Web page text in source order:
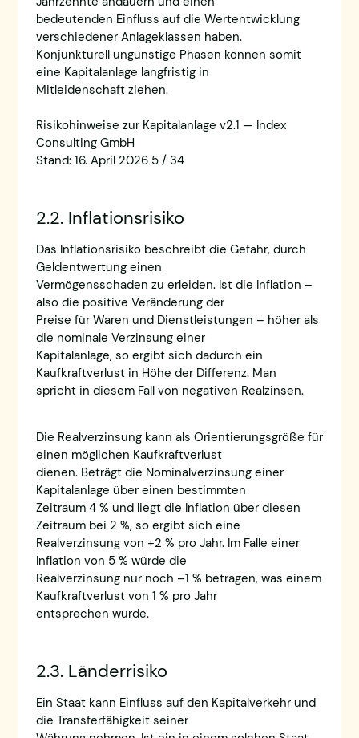
bedeutenden Einfluss auf die Wertentwicklung
verschiedener Anlageklassen haben.
Konjunkturell ungünstige Phasen können somit
eine Kapitalanlage langfristig in
Mitleidenschaft ziehen.
Risikohinweise zur Kapitalanlage v2.1 — Index
Consulting GmbH
Stand: 16. April 2026 5 / 34
2.2. Inflationsrisiko
Das Inflationsrisiko beschreibt die Gefahr, durch
Geldentwertung einen
Vermögensschaden zu erleiden. Ist die Inflation –
also die positive Veränderung der
Preise für Waren und Dienstleistungen – höher als
die nominale Verzinsung einer
Kapitalanlage, so ergibt sich dadurch ein
Kaufkraftverlust in Höhe der Differenz. Man
spricht in diesem Fall von negativen Realzinsen.
Die Realverzinsung kann als Orientierungsgröße für
einen möglichen Kaufkraftverlust
dienen. Beträgt die Nominalverzinsung einer
Kapitalanlage über einen bestimmten
Zeitraum 4 % und liegt die Inflation über diesen
Zeitraum bei 2 %, so ergibt sich eine
Realverzinsung von +2 % pro Jahr. Im Falle einer
Inflation von 5 % würde die
Realverzinsung nur noch –1 % betragen, was einem
Kaufkraftverlust von 1 % pro Jahr
entsprechen würde.
2.3. Länderrisiko
Ein Staat kann Einfluss auf den Kapitalverkehr und
die Transferfähigkeit seiner